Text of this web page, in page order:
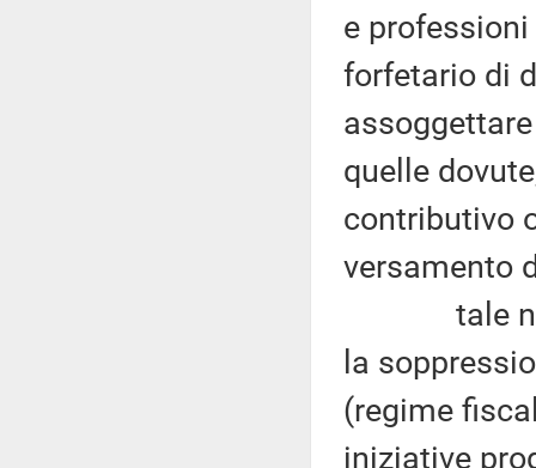
e
forfetario di
quelle
contributivo
versamento
tale
la
(regime
iniziative